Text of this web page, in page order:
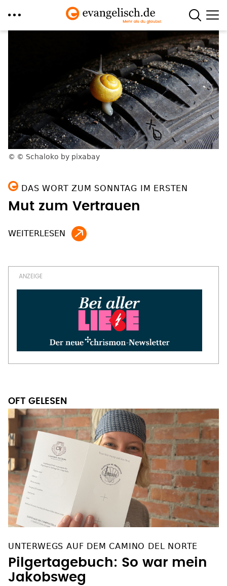
© Schaloko by pixabay
DAS WORT ZUM SONNTAG IM ERSTEN
Mut zum Vertrauen
OFT GELESEN
UNTERWEGS AUF DEM CAMINO DEL NORTE
Pilgertagebuch: So war mein
Jakobsweg